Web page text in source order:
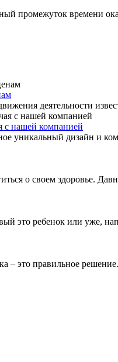
промежуток времени
деятельности
с нашей компанией
уникальный дизайн и
о своем здоровье.
это ребенок или уже,
– это правильное